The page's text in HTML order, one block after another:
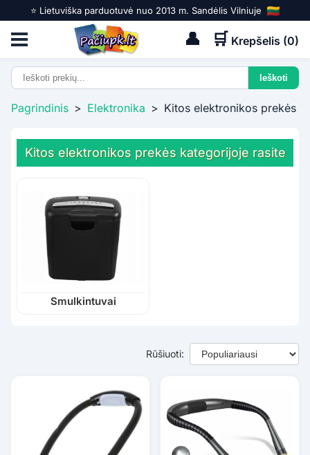
⭐️ Lietuviška parduotuvė nuo 2013 m. Sandėlis Vilniuje
👤 🛒 Krepšelis (0)
Pagrindinis > Elektronika > Kitos elektronikos prekės
Kitos elektronikos prekės kategorijoje rasite
Smulkintuvai
Rūšiuoti: